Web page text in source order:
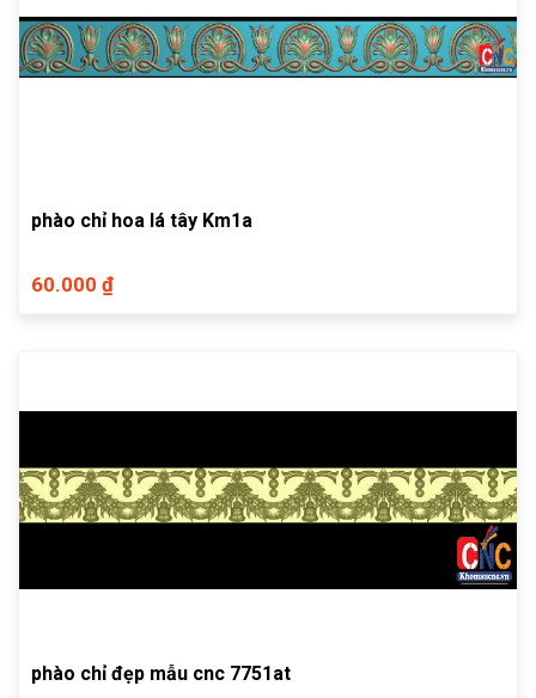
phào chỉ hoa lá tây Km1a
60.000 ₫
phào chỉ đẹp mẫu cnc 7751at